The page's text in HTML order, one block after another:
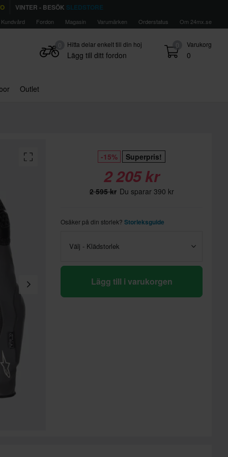
VINTER - BESÖK SLEDSTORE
Kundvård Fordon Magasin Varumärken Orderstatus Om 24mx.se
0 Varukorg
0
Hitta delar enkelt till din hoj
Lägg till ditt fordon
Outlet
-15% Superpris!
2 205 kr
2 595 kr Du sparar 390 kr
Osäker på din storlek? Storleksguide
Välj - Klädstorlek
Lägg till i varukorgen